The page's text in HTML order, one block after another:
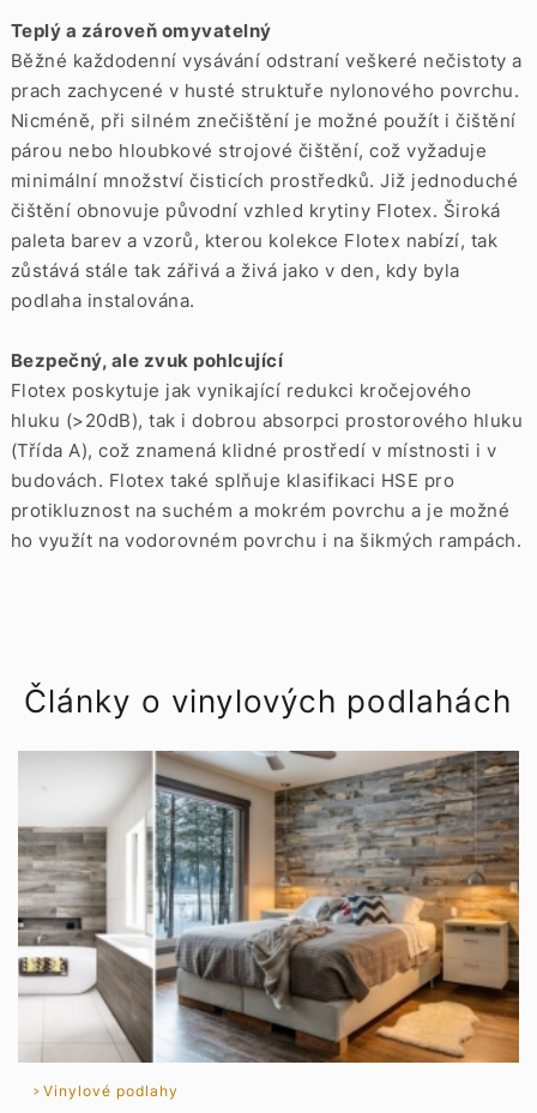
Teplý a zároveň omyvatelný
Běžné každodenní vysávání odstraní veškeré nečistoty a
prach zachycené v husté struktuře nylonového povrchu.
Nicméně, při silném znečištění je možné použít i čištění
párou nebo hloubkové strojové čištění, což vyžaduje
minimální množství čisticích prostředků. Již jednoduché
čištění obnovuje původní vzhled krytiny Flotex. Široká
paleta barev a vzorů, kterou kolekce Flotex nabízí, tak
zůstává stále tak zářivá a živá jako v den, kdy byla
podlaha instalována.
Bezpečný, ale zvuk pohlcující
Flotex poskytuje jak vynikající redukci kročejového
hluku (>20dB), tak i dobrou absorpci prostorového hluku
(Třída A), což znamená klidné prostředí v místnosti i v
budovách. Flotex také splňuje klasifikaci HSE pro
protikluznost na suchém a mokrém povrchu a je možné
ho využít na vodorovném povrchu i na šikmých rampách.
Články o vinylových podlahách
Vinylové podlahy